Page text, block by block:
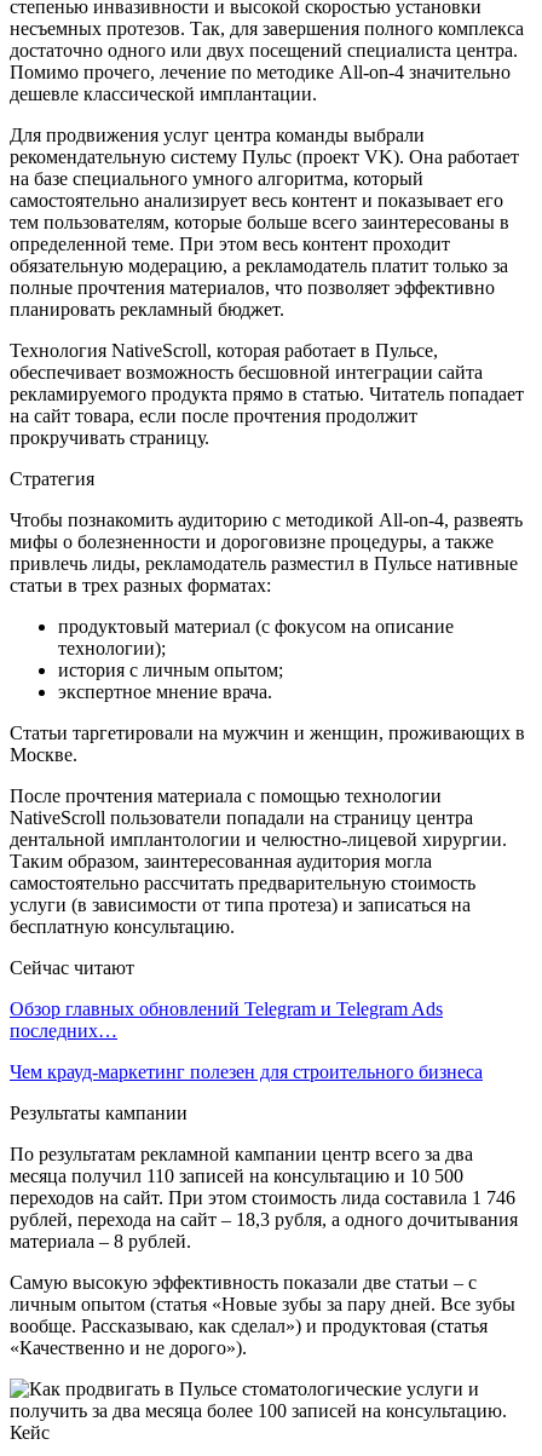
степенью инвазивности и высокой скоростью установки
несъемных протезов. Так, для завершения полного комплекса
достаточно одного или двух посещений специалиста центра.
Помимо прочего, лечение по методике All-on-4 значительно
дешевле классической имплантации.
Для продвижения услуг центра команды выбрали
рекомендательную систему Пульс (проект VK). Она работает
на базе специального умного алгоритма, который
самостоятельно анализирует весь контент и показывает его
тем пользователям, которые больше всего заинтересованы в
определенной теме. При этом весь контент проходит
обязательную модерацию, а рекламодатель платит только за
полные прочтения материалов, что позволяет эффективно
планировать рекламный бюджет.
Технология NativeScroll, которая работает в Пульсе,
обеспечивает возможность бесшовной интеграции сайта
рекламируемого продукта прямо в статью. Читатель попадает
на сайт товара, если после прочтения продолжит
прокручивать страницу.
Стратегия
Чтобы познакомить аудиторию с методикой All-on-4, развеять
мифы о болезненности и дороговизне процедуры, а также
привлечь лиды, рекламодатель разместил в Пульсе нативные
статьи в трех разных форматах:
продуктовый материал (с фокусом на описание
технологии);
история с личным опытом;
экспертное мнение врача.
Статьи таргетировали на мужчин и женщин, проживающих в
Москве.
После прочтения материала с помощью технологии
NativeScroll пользователи попадали на страницу центра
дентальной имплантологии и челюстно-лицевой хирургии.
Таким образом, заинтересованная аудитория могла
самостоятельно рассчитать предварительную стоимость
услуги (в зависимости от типа протеза) и записаться на
бесплатную консультацию.
Сейчас читают
Обзор главных обновлений Telegram и Telegram Ads
последних…
Чем крауд-маркетинг полезен для строительного бизнеса
Результаты кампании
По результатам рекламной кампании центр всего за два
месяца получил 110 записей на консультацию и 10 500
переходов на сайт. При этом стоимость лида составила 1 746
рублей, перехода на сайт – 18,3 рубля, а одного дочитывания
материала – 8 рублей.
Самую высокую эффективность показали две статьи – с
личным опытом (статья «Новые зубы за пару дней. Все зубы
вообще. Рассказываю, как сделал») и продуктовая (статья
«Качественно и не дорого»).